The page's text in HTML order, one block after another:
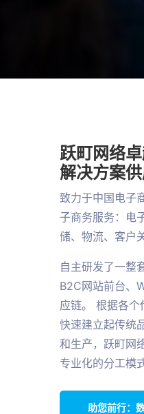
跃町网络
解决方案
致力于中国电子
子商务服务：电
储、物流、客户
自主研发了一整
B2C网站前台、
应链。 根据各
快速建立起传统
和生产，跃町网
专业化的分工模
助您前行：